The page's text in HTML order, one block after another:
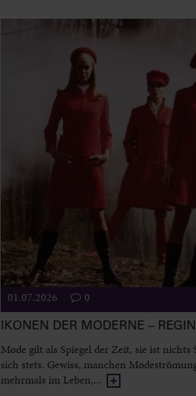
01.07.2026 0
IKONEN DER MODERNE –
Mode gilt als Spiegel der Zeit, sie ist nichts
sich stets. Gewiss, manchen
mehrmals im Leben,...